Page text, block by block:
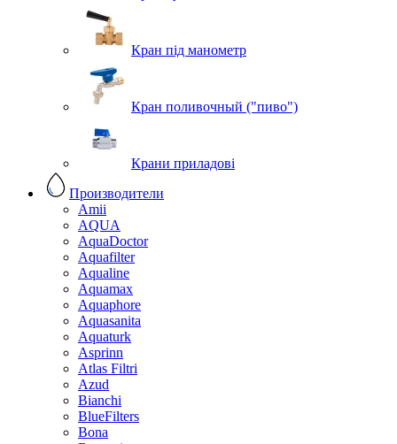
Кран під манометр
Кран поливочный ("пиво")
Крани приладові
Производители
Amii
AQUA
AquaDoctor
Aquafilter
Aqualine
Aquamax
Aquaphore
Aquasanita
Aquaturk
Asprinn
Atlas Filtri
Azud
Bianchi
BlueFilters
Bona